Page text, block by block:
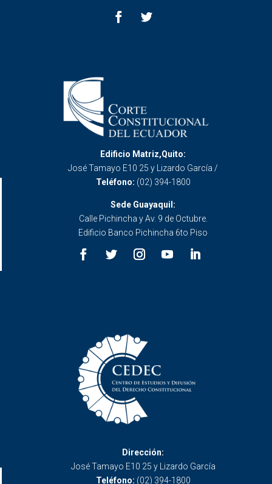
Edificio Matriz,Quito:
José Tamayo E10 25 y Lizardo García /
Teléfono: (02) 394-1800
Sede Guayaquil:
Calle Pichincha y Av. 9 de Octubre.
Edificio Banco Pichincha 6to Piso
Dirección:
José Tamayo E10 25 y Lizardo García
Teléfono: (02) 394-1800